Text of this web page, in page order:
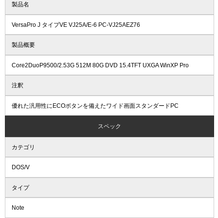
製品名
VersaPro J タイプVE VJ25A/E-6 PC-VJ25AEZ76
製品概要
Core2DuoP9500/2.53G 512M 80G DVD 15.4TFT UXGA WinXP Pro
注釈
優れた汎用性にECOボタンを備えたワイド画面スタンダードPC
スペック
カテゴリ
DOS/V
タイプ
Note